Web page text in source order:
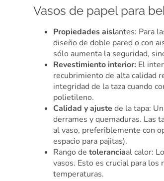
Vasos de papel para
Propiedades aislantes: Para
diseño de doble pared o con
sólo aumenta la seguridad,
Revestimiento interior: El
recubrimiento de alta calidad
integridad de la taza cuando
polietileno.
Calidad y ajuste de la tapa:
derrames y quemaduras. Las
al vaso, preferiblemente con
espacio para pajitas).
Rango detoleranciaal calor:
vasos. Esto es crucial para
temperaturas.